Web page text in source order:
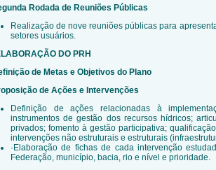
Rodada de Reuniões Públicas
Realização de nove reuniões públicas para
setores usuários.
DO PRH
de Metas e Objetivos do Plano
de Ações e Intervenções
Definição de ações relacionadas à
instrumentos de gestão dos recursos hídricos;
privados; fomento à gestão participativa;
intervenções não estruturais e estruturais
·Elaboração de fichas de cada intervenção
Federação, município, bacia, rio e nível e prioridade.